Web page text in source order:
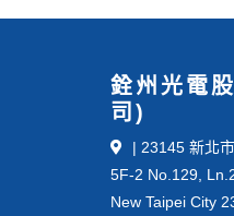
銓州光電
司)
| 23145 新北
5F-2 No.129,
New Taipei City